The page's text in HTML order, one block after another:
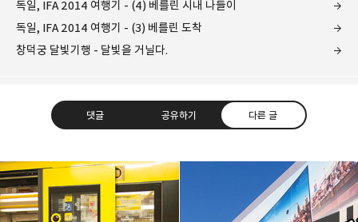
독일, IFA 2014 여행기 - (4) 베를린 시내 나들이
독일, IFA 2014 여행기 - (3) 베를린 도착
창덕궁 달빛기행 - 달빛을 거닐다.
댓글 공유하기 다른 글
레이니아